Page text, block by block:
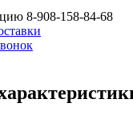
8-908-158-84-68